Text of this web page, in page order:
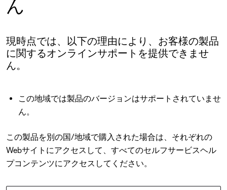
現時点では、以下の理由により、お客様の製品
に関するオンラインサポートを提供できませ
ん。
この地域では製品のバージョンはサポートされていませ
ん。
この製品を別の国/地域で購入された場合は、それぞれの
Webサイトにアクセスして、すべてのセルフサービスヘル
プコンテンツにアクセスしてください。